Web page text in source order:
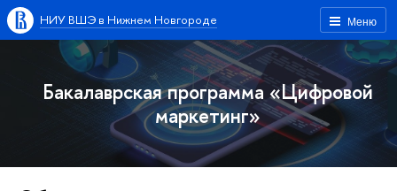
Меню
НИУ ВШЭ в Нижнем Новгороде
Бакалаврская программа «Цифровой
маркетинг»